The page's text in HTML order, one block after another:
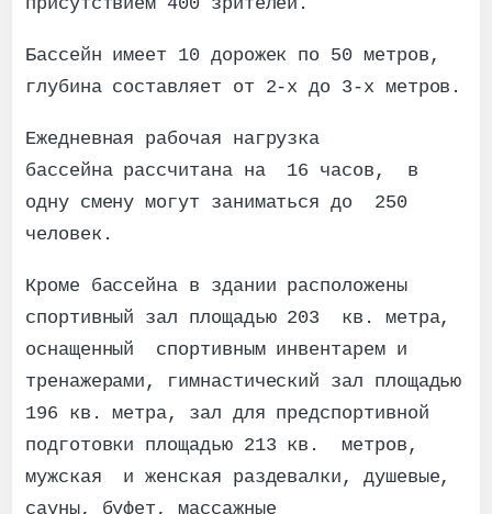
Бассейн имеет 10 дорожек по 50 метров,
глубина составляет от 2-х до 3-х метров.
Ежедневная рабочая нагрузка
бассейна рассчитана на 16 часов, в
одну смену могут заниматься до 250
человек.
Кроме бассейна в здании расположены
спортивный зал площадью 203 кв. метра,
оснащенный спортивным инвентарем и
тренажерами, гимнастический зал площадью
196 кв. метра, зал для предспортивной
подготовки площадью 213 кв. метров,
мужская и женская раздевалки, душевые,
сауны, буфет, массажные